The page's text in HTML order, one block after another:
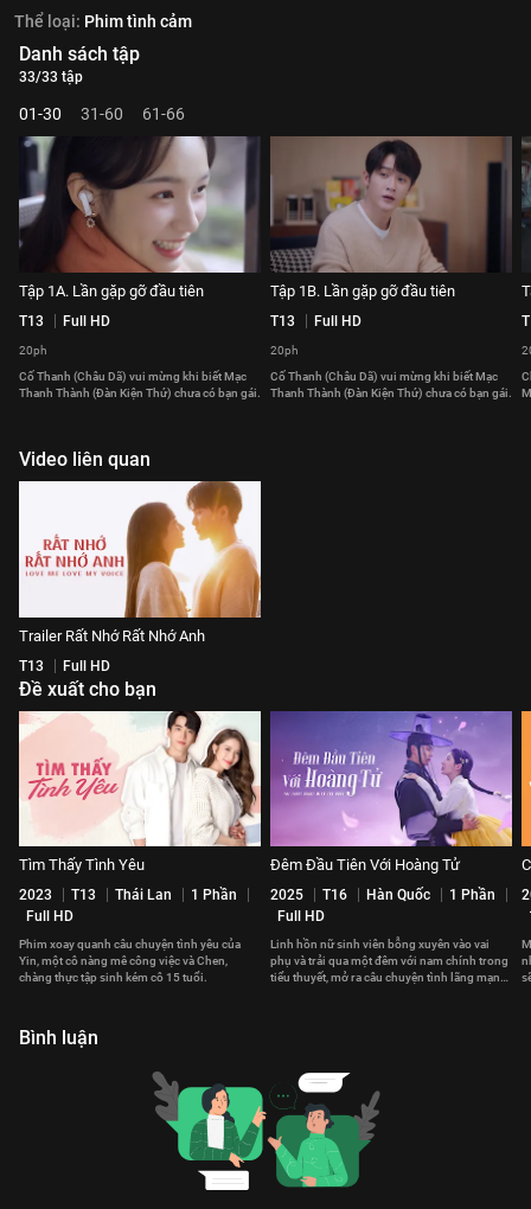
Thể loại: Phim tình cảm
Danh sách tập
33/33 tập
01-30 31-60 61-66
Tập 1A. Lần gặp gỡ đầu tiên
T13 Full HD
20ph
Cố Thanh (Châu Dã) vui mừng khi biết Mạc
Thanh Thành (Đàn Kiện Thứ) chưa có bạn gái.
Tập 1B. Lần gặp gỡ đầu tiên
T13 Full HD
20ph
Cố Thanh (Châu Dã) vui mừng khi biết Mạc
Thanh Thành (Đàn Kiện Thứ) chưa có bạn gái.
Video liên quan
Trailer Rất Nhớ Rất Nhớ Anh
T13 Full HD
Đề xuất cho bạn
Tìm Thấy Tình Yêu
2023 T13 Thái Lan
1 Phần
Full HD
Phim xoay quanh câu chuyện tình yêu của
Yin, một cô nàng mê công việc và Chen,
chàng thực tập sinh kém cô 15 tuổi.
Đêm Đầu Tiên Với Hoàng Tử
2025 T16 Hàn Quốc
1 Phần
Full HD
Linh hồn nữ sinh viên bỗng xuyên vào vai
phụ và trải qua một đêm với nam chính trong
tiểu thuyết, mở ra câu chuyện tình lãng mạn
Bình luận